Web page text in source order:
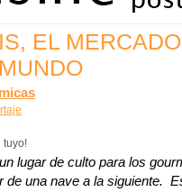
EL
tuyo!
lugar de culto para los
de una nave a la siguiente.